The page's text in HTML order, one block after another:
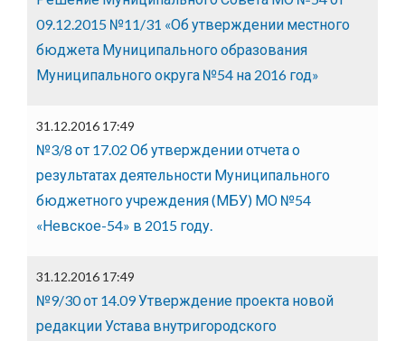
09.12.2015 №11/31 «Об утверждении местного
бюджета Муниципального образования
Муниципального округа №54 на 2016 год»
31.12.2016 17:49
№3/8 от 17.02 Об утверждении отчета о
результатах деятельности Муниципального
бюджетного учреждения (МБУ) МО №54
«Невское-54» в 2015 году.
31.12.2016 17:49
№9/30 от 14.09 Утверждение проекта новой
редакции Устава внутригородского